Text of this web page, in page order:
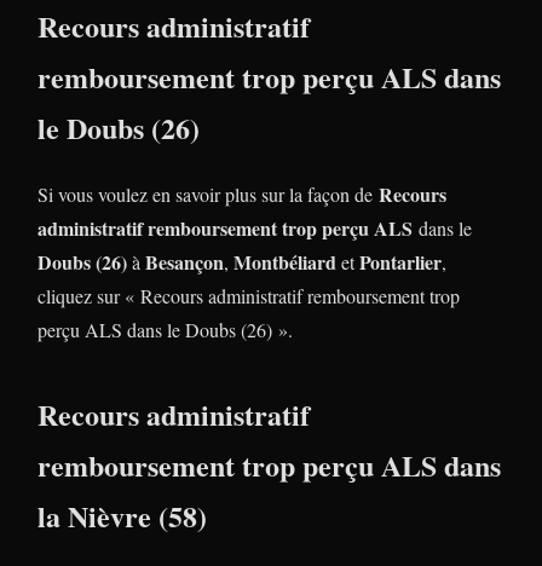
Recours administratif
remboursement trop perçu ALS dans
le Doubs (26)
Si vous voulez en savoir plus sur la façon de Recours
administratif remboursement trop perçu ALS dans le
Doubs (26)à Besançon, MontbéliardetPontarlier,
cliquez sur « Recours administratif remboursement trop
perçu ALS dans le Doubs (26) ».
Recours administratif
remboursement trop perçu ALS dans
la Nièvre (58)